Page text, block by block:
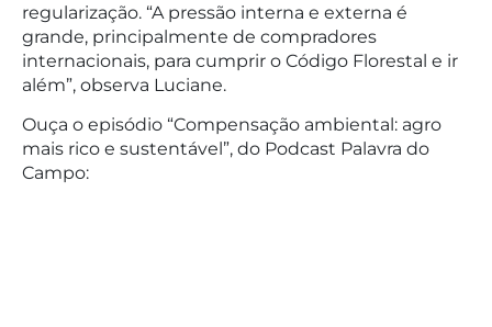
regularização. “A pressão interna e externa é
grande, principalmente de compradores
internacionais, para cumprir o Código Florestal e ir
além”, observa Luciane.
Ouça o episódio “Compensação ambiental: agro
mais rico e sustentável”, do Podcast Palavra do
Campo: